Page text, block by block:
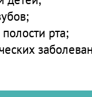
рта;